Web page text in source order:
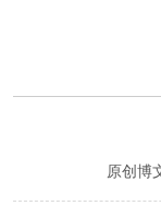
原创博